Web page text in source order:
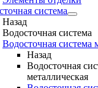
система
Назад
Водосточная система
Водосточная система
Назад
Водосточная
металлическая